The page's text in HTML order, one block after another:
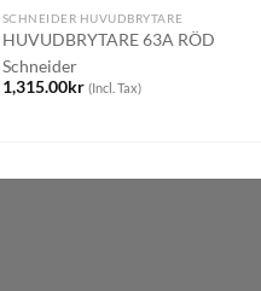
SCHNEIDER HUVUDBRYTARE
HUVUDBRYTARE 63A RÖD
Schneider
1,315.00kr (Incl. Tax)